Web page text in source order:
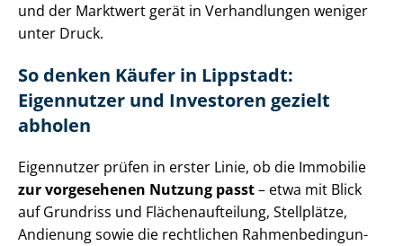
und der Marktwert gerät in Verhandlungen weniger
unter Druck.
So denken Käufer in Lippstadt:
Eigennutzer und Investoren gezielt
abholen
Eigennutzer prüfen in erster Linie, ob die Immobilie
zur vorgesehenen Nutzung passt– etwa mit Blick
auf Grundriss und Flä­chen­auf­tei­lung, Stellplätze,
Andienung sowie die rechtlichen Rah­men­be­din­gun­